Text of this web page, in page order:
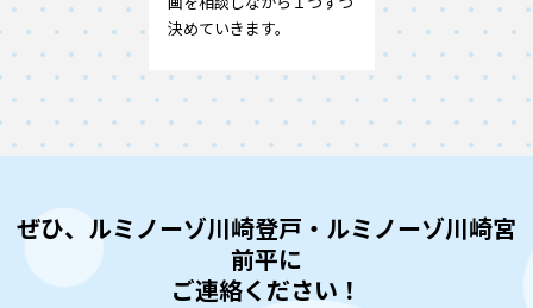
決めていきます。
ぜひ、ルミノーゾ川崎登戸・ルミノーゾ川崎宮
前平に
ご連絡ください！